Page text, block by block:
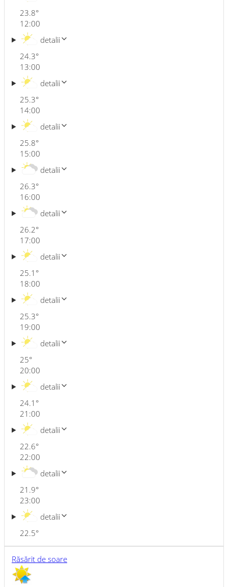
23.8°
12:00
24.3°
detalii
13:00
25.3°
detalii
14:00
25.8°
detalii
15:00
26.3°
detalii
16:00
26.2°
detalii
17:00
25.1 °
detalii
18:00
25.3°
detalii
19:00
25°
detalii
20:00
24.1 °
detalii
21:00
22.6°
detalii
22:00
21.9°
detalii
23:00
22.5°
detalii
Răsărit de soare